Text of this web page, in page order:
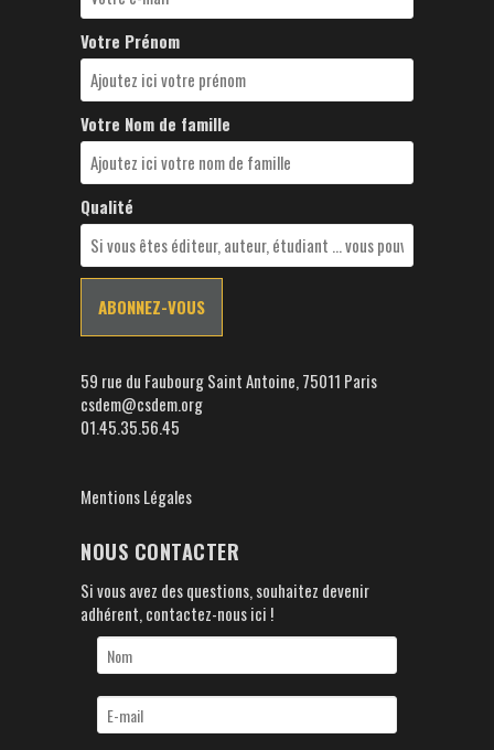
Votre Prénom
Votre Nom de famille
Qualité
59 rue du Faubourg Saint Antoine, 75011 Paris
csdem@csdem.org
01.45.35.56.45
Mentions Légales
NOUS CONTACTER
Si vous avez des questions, souhaitez devenir
adhérent, contactez-nous ici !